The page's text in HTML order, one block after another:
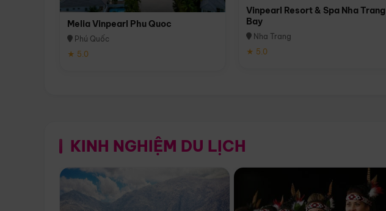
Melia Vinpearl Phu Quoc
Phú Quốc
★ 5.0
Vinpearl Resort & Spa Nha Trang
Bay
Nha Trang
★ 5.0
KINH NGHIỆM DU LỊCH